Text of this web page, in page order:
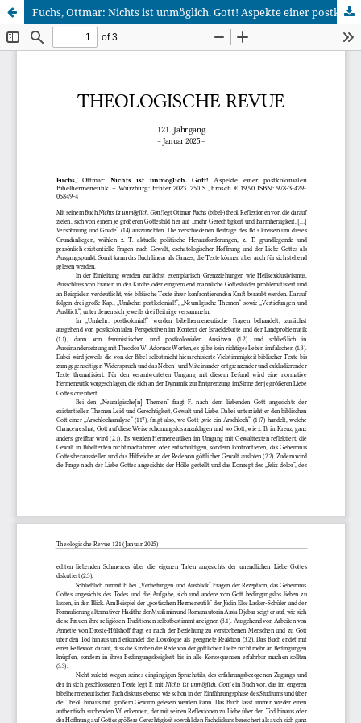
Fuchs, Ottmar: Nichts ist unmöglich. Gott! Aspekte einer postkolonialen Bibelhermeneutik